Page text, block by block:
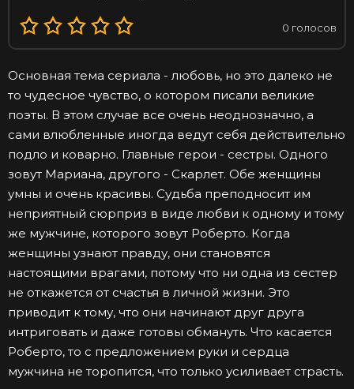
0 голосов
Основная тема сериала - любовь, но это далеко не
то чудесное чувство, о котором писали великие
поэты. В этом случае все очень неоднозначно, а
сами влюбленные иногда ведут себя действительно
подло и коварно. Главные герои - сестры. Одного
зовут Мариана, другого - Скарлет. Обе женщины
умны и очень красивы. Судьба преподносит им
неприятный сюрприз в виде любви к одному и тому
же мужчине, которого зовут Роберто. Когда
женщины узнают правду, они становятся
настоящими врагами, потому что ни одна из сестер
не откажется от счастья в личной жизни. Это
приводит к тому, что они начинают друг друга
интриговать и даже готовы обмануть. Что касается
Роберто, то с предложением руки и сердца
мужчина не торопится, что только усиливает страсть.